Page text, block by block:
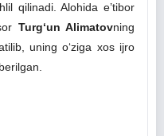
qilinadi. Alohida e’tibor
Turg‘un Alimatovning
uning o‘ziga xos ijro